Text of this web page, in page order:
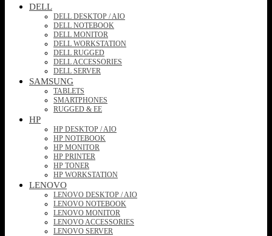
DELL
DELL DESKTOP / AIO
DELL NOTEBOOK
DELL MONITOR
DELL WORKSTATION
DELL RUGGED
DELL ACCESSORIES
DELL SERVER
SAMSUNG
TABLETS
SMARTPHONES
RUGGED & EE
HP
HP DESKTOP / AIO
HP NOTEBOOK
HP MONITOR
HP PRINTER
HP TONER
HP WORKSTATION
LENOVO
LENOVO DESKTOP / AIO
LENOVO NOTEBOOK
LENOVO MONITOR
LENOVO ACCESSORIES
LENOVO SERVER